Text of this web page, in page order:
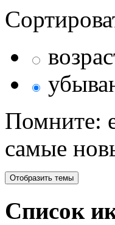
Помните:
самые
Список